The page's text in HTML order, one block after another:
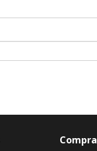
Compra